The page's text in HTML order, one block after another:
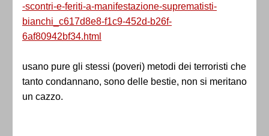
-scontri-e-feriti-a-manifestazione-suprematisti-
bianchi_c617d8e8-f1c9-452d-b26f-
6af80942bf34.html
usano pure gli stessi (poveri) metodi dei terroristi che
tanto condannano, sono delle bestie, non si meritano
un cazzo.